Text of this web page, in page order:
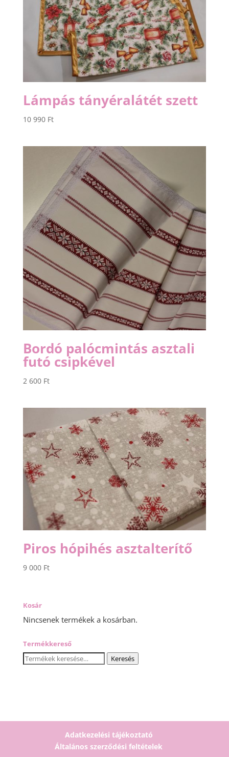
Lámpás tányéralátét szett
10 990 Ft
Bordó palócmintás asztali
futó csipkével
2 600 Ft
Piros hópihés asztalterítő
9 000 Ft
Kosár
Nincsenek termékek a kosárban.
Termékkereső
Keresés
Keresés
Adatkezelési tájékoztató
Általános szerződési feltételek